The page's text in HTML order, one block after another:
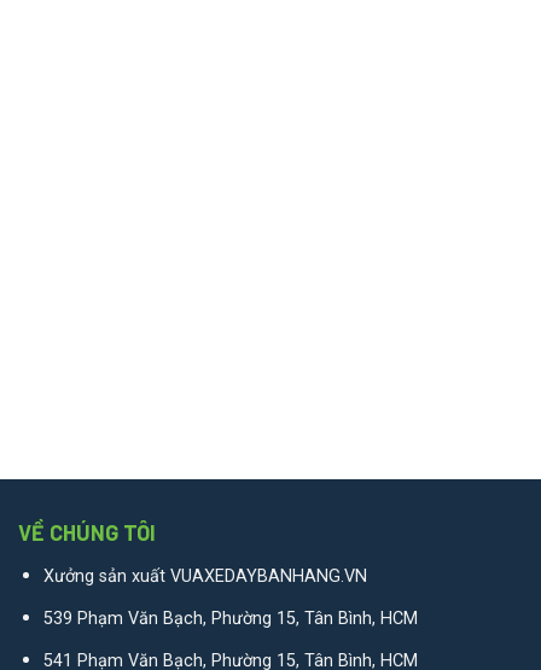
VỀ CHÚNG TÔI
Xưởng sản xuất VUAXEDAYBANHANG.VN
539 Phạm Văn Bạch, Phường 15, Tân Bình, HCM
541 Phạm Văn Bạch, Phường 15, Tân Bình, HCM